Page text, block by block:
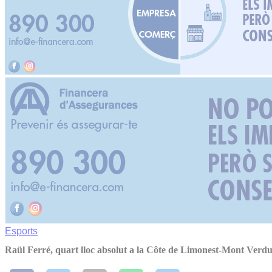
Esports
Raül Ferré, quart lloc absolut a la Côte de Limonest-Mont